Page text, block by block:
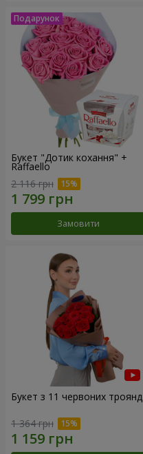
Букет "Дотик кохання" +
Raffaello
2 116 грн
Замовити
Букет з 11 червоних троянд
1 364 грн